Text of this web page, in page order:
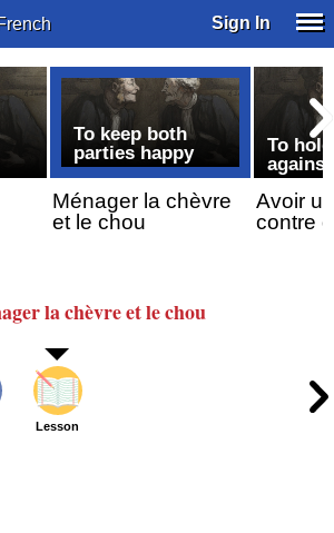
Sign In
To keep both
parties happy
Ménager la chèvre
et le chou
To
Avoir
contre
la chèvreet le chou
Lesson